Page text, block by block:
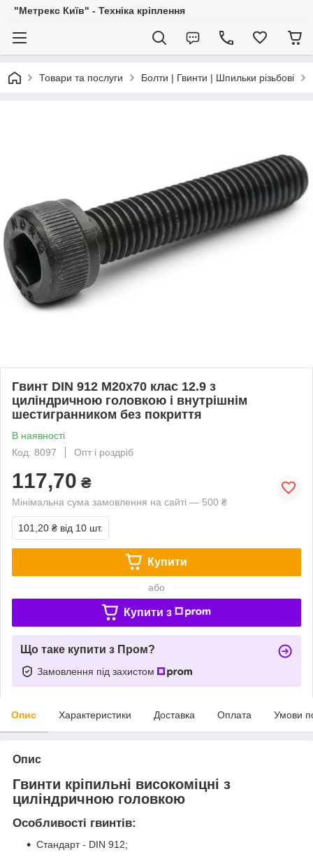
"Метрекс Київ" - Техніка кріплення
Товари та послуги Болти | Гвинти | Шпильки різьбові
Гвинт DIN 912 М20х70 клас 12.9 з
циліндричною головкою і внутрішнім
шестигранником без покриття
В наявності
Код: 8097
Опт і роздріб
117,70 ₴
Мінімальна сума замовлення на сайті — 500 ₴
101,20 ₴ від 10 шт.
Купити
або
Купити з
Що таке купити з Пром?
Замовлення під захистом
Опис Характеристики Доставка Оплата Умови
Опис
Гвинти кріпильні високоміцні з
циліндричною головкою
Особливості гвинтів:
Стандарт - DIN 912;